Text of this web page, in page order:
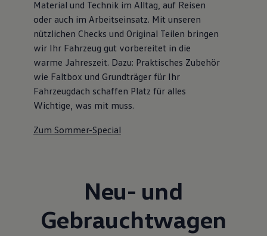
Material und Technik im Alltag, auf Reisen
oder auch im Arbeitseinsatz. Mit unseren
nützlichen Checks und Original Teilen bringen
wir Ihr Fahrzeug gut vorbereitet in die
warme Jahreszeit. Dazu: Praktisches Zubehör
wie Faltbox und Grundträger für Ihr
Fahrzeugdach schaffen Platz für alles
Wichtige, was mit muss.
Zum Sommer-Special
Neu- und
Gebrauchtwagen